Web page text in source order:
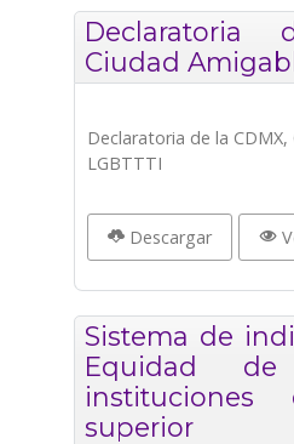
Declaratoria
Ciudad
Declaratoria de la
LGBTTTI
Descargar
Sistema de
Equidad
instituciones
superior